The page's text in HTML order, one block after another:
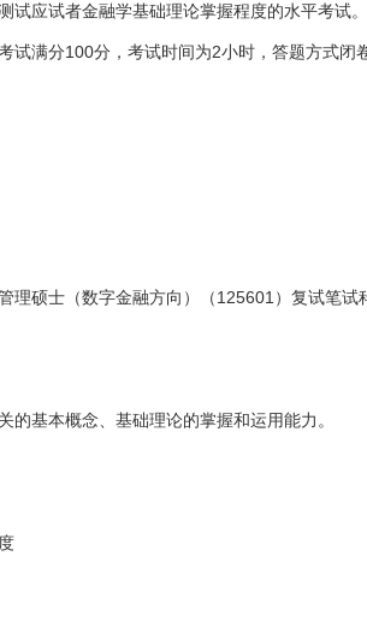
试应试者金融学基础理论掌握程度的水平考试。
试满分100分，考试时间为2小时，答题方式闭
理硕士（数字金融方向）（125601）复试笔
的基本概念、基础理论的掌握和运用能力。